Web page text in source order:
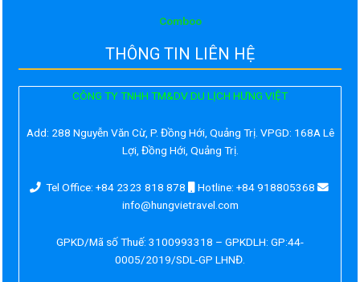
Comboo
THÔNG TIN LIÊN HỆ
CÔNG TY TNHH TM&DV DU LỊCH HƯNG VIỆT
Add: 288 Nguyễn Văn Cừ, P. Đồng Hới, Quảng Trị. VPGD: 168A Lê
Lợi, Đồng Hới, Quảng Trị.
Tel Office: +84 2323 818 878
Hotline: +84 918805368
info@hungvietravel.com
GPKD/Mã số Thuế: 3100993318 – GPKDLH: GP:44-
0005/2019/SDL-GP LHNĐ.